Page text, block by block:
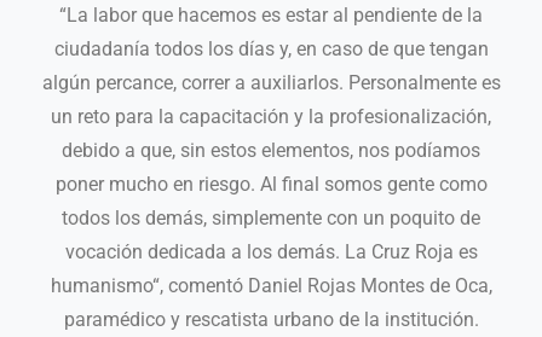
“La labor que hacemos es estar al pendiente de la
ciudadanía todos los días y, en caso de que tengan
algún percance, correr a auxiliarlos. Personalmente es
un reto para la capacitación y la profesionalización,
debido a que, sin estos elementos, nos podíamos
poner mucho en riesgo. Al final somos gente como
todos los demás, simplemente con un poquito de
vocación dedicada a los demás. La Cruz Roja es
humanismo“, comentó Daniel Rojas Montes de Oca,
paramédico y rescatista urbano de la institución.